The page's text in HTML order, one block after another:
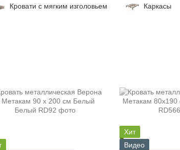
Кровати с мягким изголовьем Каркасы
Хит
Видео